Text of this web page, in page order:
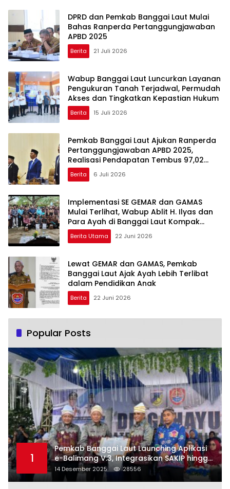
DPRD dan Pemkab Banggai Laut Mulai
Bahas Ranperda Pertanggungjawaban
APBD 2025
Berita 21 Juli 2026
Wabup Banggai Laut Luncurkan Layanan
Pengukuran Tanah Terjadwal, Permudah
Akses dan Tingkatkan Kepastian Hukum
Berita 15 Juli 2026
Pemkab Banggai Laut Ajukan Ranperda
Pertanggungjawaban APBD 2025,
Realisasi Pendapatan Tembus 97,02
Persen
Berita 6 Juli 2026
Implementasi SE GEMAR dan GAMAS
Mulai Terlihat, Wabup Ablit H. Ilyas dan
Para Ayah di Banggai Laut Kompak
Ambil Rapor Anak
Berita Utama 22 Juni 2026
Lewat GEMAR dan GAMAS, Pemkab
Banggai Laut Ajak Ayah Lebih Terlibat
dalam Pendidikan Anak
Berita 22 Juni 2026
Popular Posts
1
Pemkab Banggai Laut Launching Aplikasi
e-Balimang V.3, Integrasikan SAKIP hingga
Satu Data Layanan Publik
14 Desember 2025 28556